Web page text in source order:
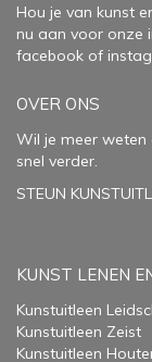
Hou je van kunst
nu aan voor onze
facebook of
OVER ONS
Wil je meer weten
snel verder.
STEUN
KUNST LENEN
Kunstuitleen
Kunstuitleen Zeist
Kunstuitleen